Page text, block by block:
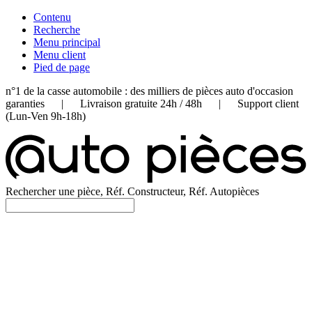
Contenu
Recherche
Menu principal
Menu client
Pied de page
n°1 de la casse automobile : des milliers de pièces auto d'occasion
garanties | Livraison gratuite 24h / 48h | Support client
(Lun-Ven 9h-18h)
Rechercher une pièce, Réf. Constructeur, Réf. Autopièces